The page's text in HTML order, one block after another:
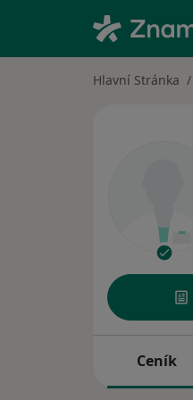
Hlavní Stránka
Ceník